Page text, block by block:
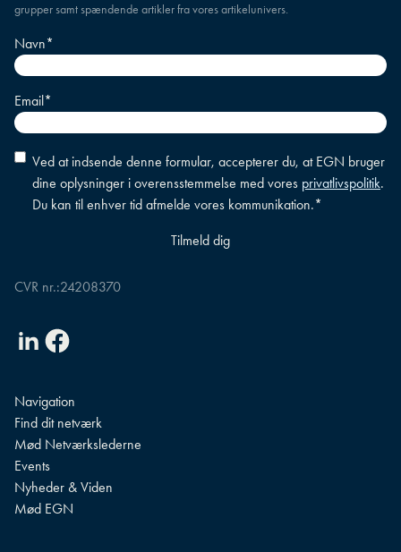
grupper samt spændende artikler fra vores artikelunivers.
Navn*
Email*
Accepter
betingelser*
Ved at indsende denne formular, accepterer du, at EGN bruger
dine oplysninger i overensstemmelse med vores privatlivspolitik.
Du kan til enhver tid afmelde vores kommunikation.*
CVR nr.:24208370
LinkedinFacebook
Navigation
Find dit netværk
Mød Netværkslederne
Events
Nyheder & Viden
Mød EGN